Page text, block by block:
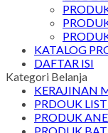
KATALOG
DAFTAR ISI
Kategori Belanja
KERAJINAN
PRDOUK
PRODUK